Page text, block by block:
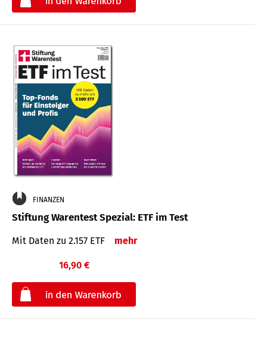
FINANZEN
Stiftung Warentest Spezial: ETF im Test
Mit Daten zu 2.157 ETF mehr
16,90 €